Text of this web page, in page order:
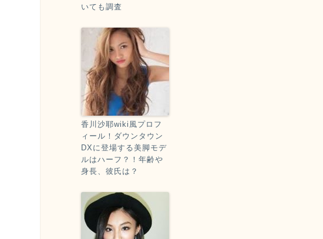
いても調査
香川沙耶wiki風プロフ
ィール！ダウンタウン
DXに登場する美脚モデ
ルはハーフ？！年齢や
身長、彼氏は？